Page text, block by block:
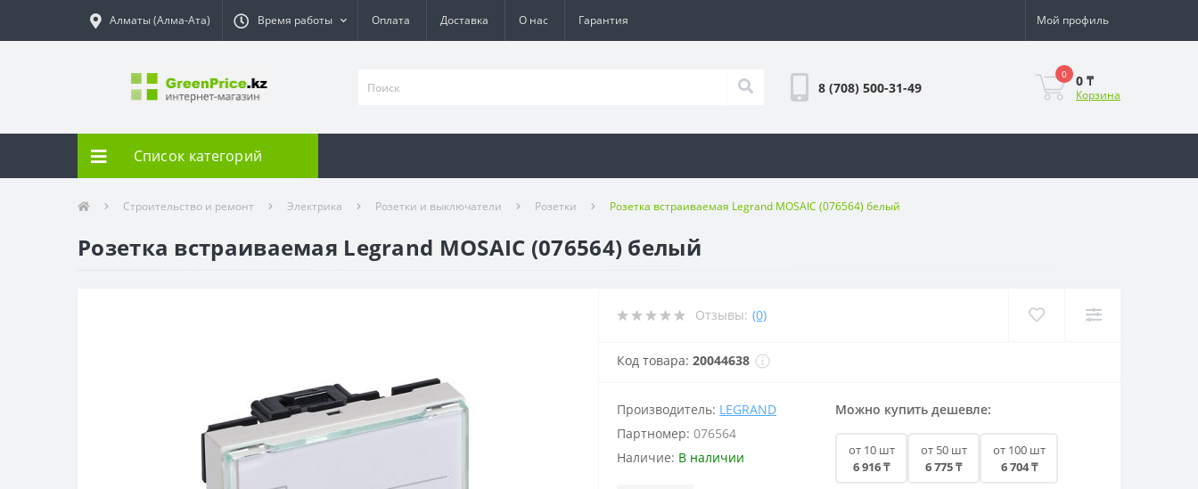
Алматы (Алма-Ата) Время работы Оплата Доставка О нас Гарантия Мой профиль
8 (708) 500-31-49
0 0 ₸
Корзина
Список категорий
Строительство и ремонт Электрика Розетки и выключатели Розетки Розетка встраиваемая Legrand MOSAIC (076564) белый
Розетка встраиваемая Legrand MOSAIC (076564) белый
Отзывы: (0)
Код товара: 20044638
Производитель: LEGRAND
Партномер: 076564
Наличие: В наличии
Можно купить дешевле:
от 10 шт
6 916 ₸
от 50 шт
6 775 ₸
от 100 шт
6 704 ₸